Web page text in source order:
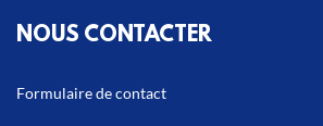
NOUS CONTACTER
Formulaire de contact